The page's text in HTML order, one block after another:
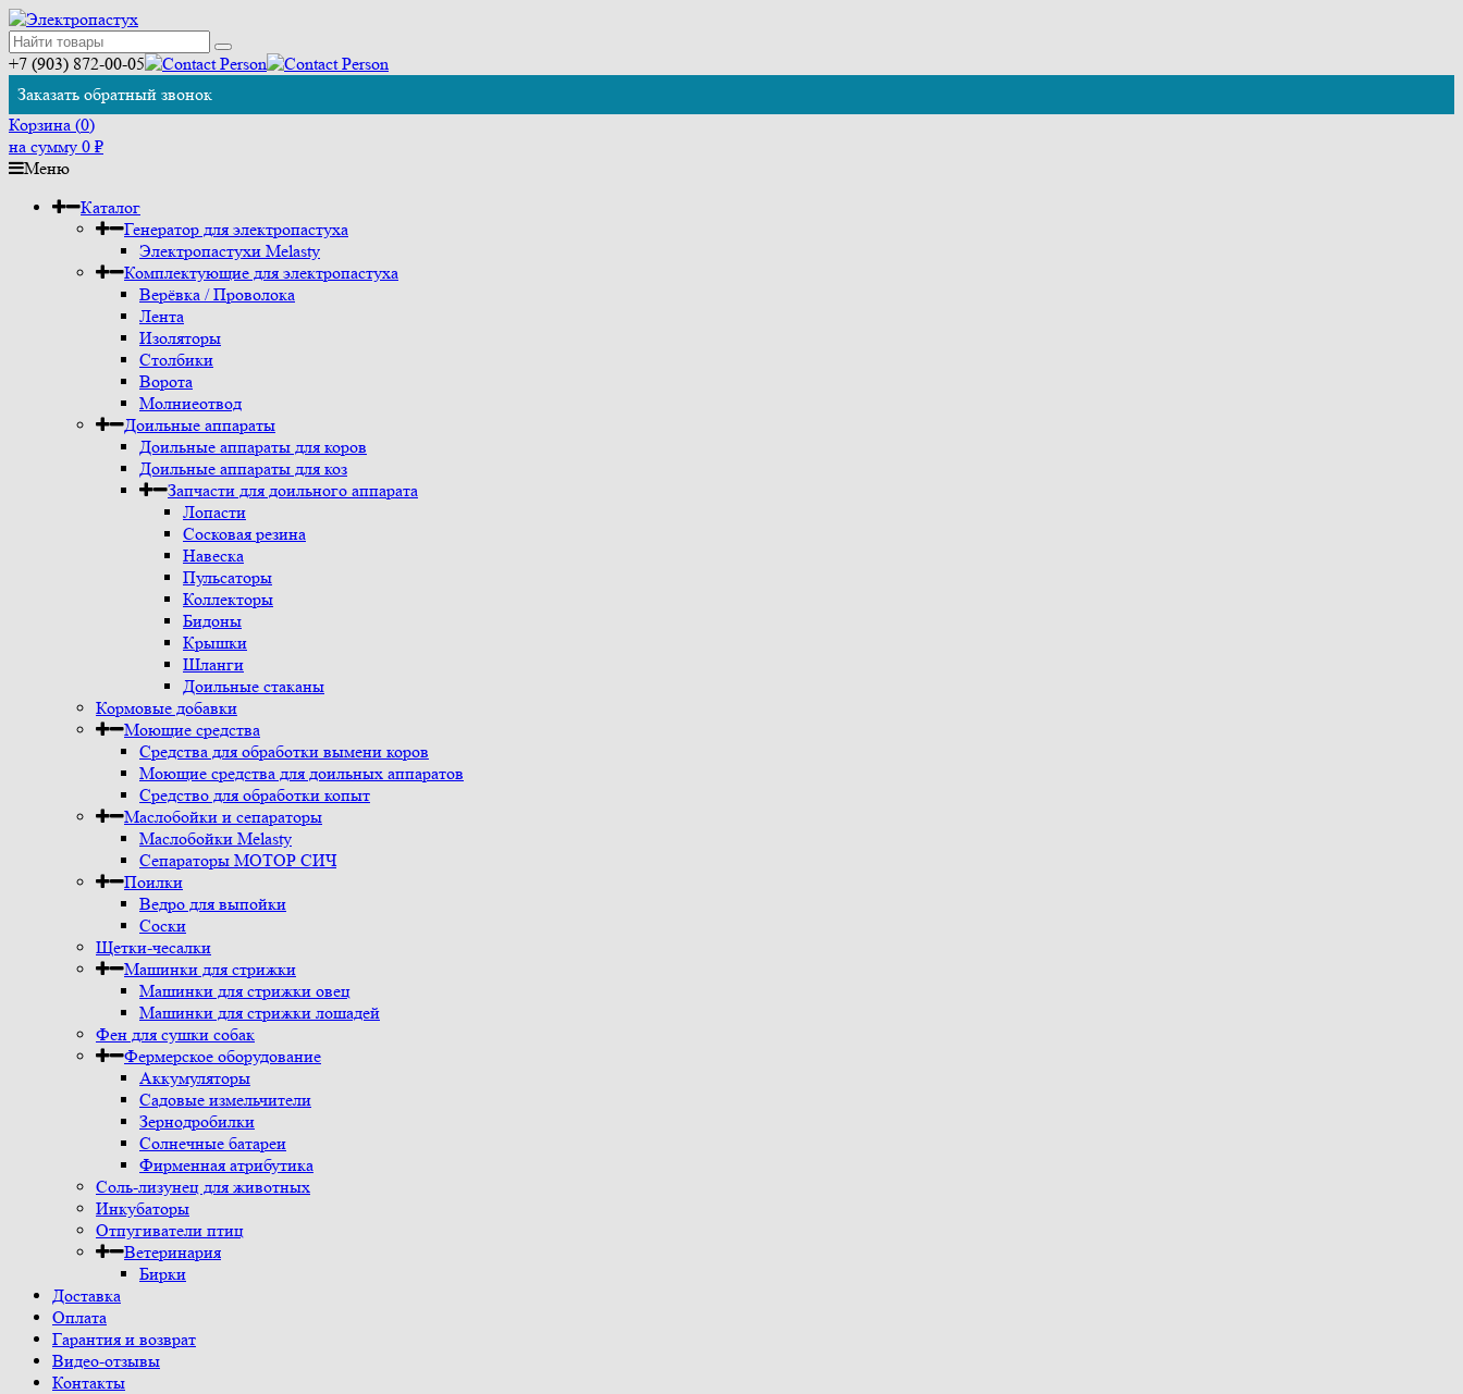
+7 (903) 872-00-05
Заказать обратный звонок
Корзина (0)
на сумму 0 ₽
Меню
Каталог
Генератор для электропастуха
Электропастухи Melasty
Комплектующие для электропастуха
Верёвка / Проволока
Лента
Изоляторы
Столбики
Ворота
Молниеотвод
Доильные аппараты
Доильные аппараты для коров
Доильные аппараты для коз
Запчасти для доильного аппарата
Лопасти
Сосковая резина
Навеска
Пульсаторы
Коллекторы
Бидоны
Крышки
Шланги
Доильные стаканы
Кормовые добавки
Моющие средства
Средства для обработки вымени коров
Моющие средства для доильных аппаратов
Средство для обработки копыт
Маслобойки и сепараторы
Маслобойки Melasty
Сепараторы МОТОР СИЧ
Поилки
Ведро для выпойки
Соски
Щетки-чесалки
Машинки для стрижки
Машинки для стрижки овец
Машинки для стрижки лошадей
Фен для сушки собак
Фермерское оборудование
Аккумуляторы
Садовые измельчители
Зернодробилки
Солнечные батареи
Фирменная атрибутика
Соль-лизунец для животных
Инкубаторы
Отпугиватели птиц
Ветеринария
Бирки
Доставка
Оплата
Гарантия и возврат
Видео-отзывы
Контакты